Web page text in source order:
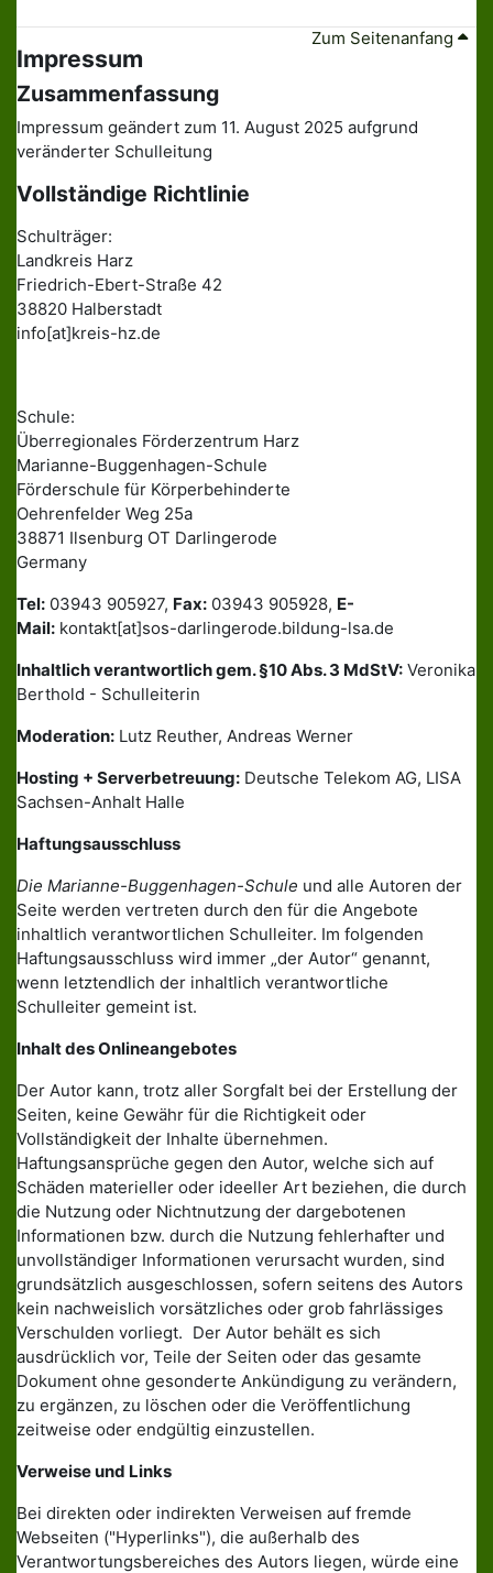
Zum Seitenanfang
Impressum
Zusammenfassung
Impressum geändert zum 11. August 2025 aufgrund
veränderter Schulleitung
Vollständige Richtlinie
Schulträger:
Landkreis Harz
Friedrich-Ebert-Straße 42
38820 Halberstadt
info[at]kreis-hz.de
Schule:
Überregionales Förderzentrum Harz
Marianne-Buggenhagen-Schule
Förderschule für Körperbehinderte
Oehrenfelder Weg 25a
38871 Ilsenburg OT Darlingerode
Germany
Tel: 03943 905927, Fax: 03943 905928, E-
Mail: kontakt[at]sos-darlingerode.bildung-lsa.de
Inhaltlich verantwortlich gem. §10 Abs. 3 MdStV: Veronika
Berthold - Schulleiterin
Moderation: Lutz Reuther, Andreas Werner
Hosting + Serverbetreuung: Deutsche Telekom AG, LISA
Sachsen-Anhalt Halle
Haftungsausschluss
Die Marianne-Buggenhagen-Schule und alle Autoren der
Seite werden vertreten durch den für die Angebote
inhaltlich verantwortlichen Schulleiter. Im folgenden
Haftungsausschluss wird immer „der Autor“ genannt,
wenn letztendlich der inhaltlich verantwortliche
Schulleiter gemeint ist.
Inhalt des Onlineangebotes
Der Autor kann, trotz aller Sorgfalt bei der Erstellung der
Seiten, keine Gewähr für die Richtigkeit oder
Vollständigkeit der Inhalte übernehmen.
Haftungsansprüche gegen den Autor, welche sich auf
Schäden materieller oder ideeller Art beziehen, die durch
die Nutzung oder Nichtnutzung der dargebotenen
Informationen bzw. durch die Nutzung fehlerhafter und
unvollständiger Informationen verursacht wurden, sind
grundsätzlich ausgeschlossen, sofern seitens des Autors
kein nachweislich vorsätzliches oder grob fahrlässiges
Verschulden vorliegt. Der Autor behält es sich
ausdrücklich vor, Teile der Seiten oder das gesamte
Dokument ohne gesonderte Ankündigung zu verändern,
zu ergänzen, zu löschen oder die Veröffentlichung
zeitweise oder endgültig einzustellen.
Verweise und Links
Bei direkten oder indirekten Verweisen auf fremde
Webseiten ("Hyperlinks"), die außerhalb des
Verantwortungsbereiches des Autors liegen, würde eine